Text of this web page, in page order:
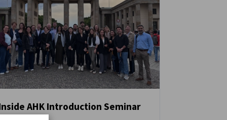
AHK Introduction Seminar